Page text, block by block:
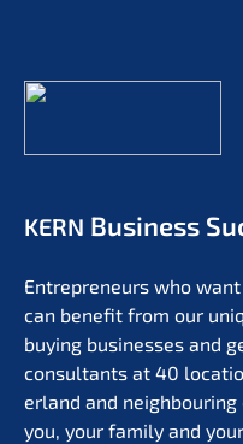
KERN Business
Entre­pre­neurs who
can benefit from our
buying businesses and
consul­tants at 40
er­land and
you, your family and